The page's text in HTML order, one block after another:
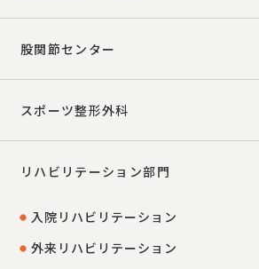
股関節センター
スポーツ整形外科
リハビリテーション部門
入院リハビリテーション
外来リハビリテーション